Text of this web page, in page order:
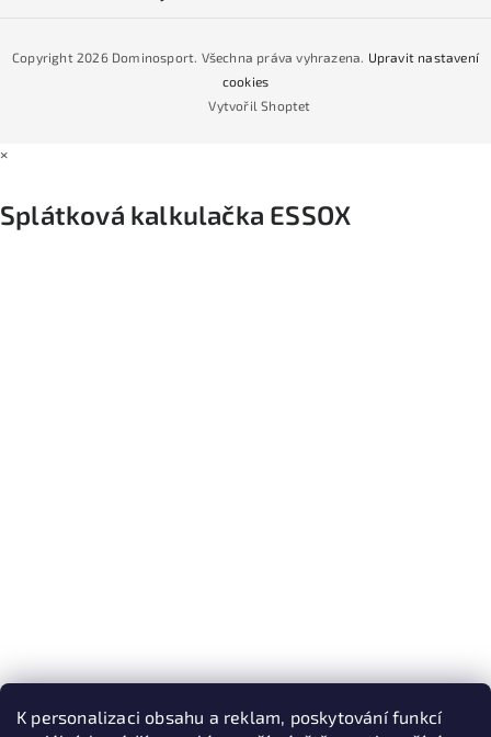
K personalizaci obsahu a reklam, poskytování funkcí
Podmínky nákupu na splátky ESSOX
Naše prodejna
Vytvořil Shoptet
Copyright 2026 Dominosport. Všechna práva vyhrazena. Upravit nastavení
cookies
×
Splátková kalkulačka ESSOX